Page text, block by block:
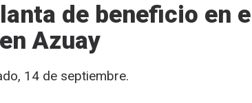
de beneficio en el
Azuay
14 de septiembre.